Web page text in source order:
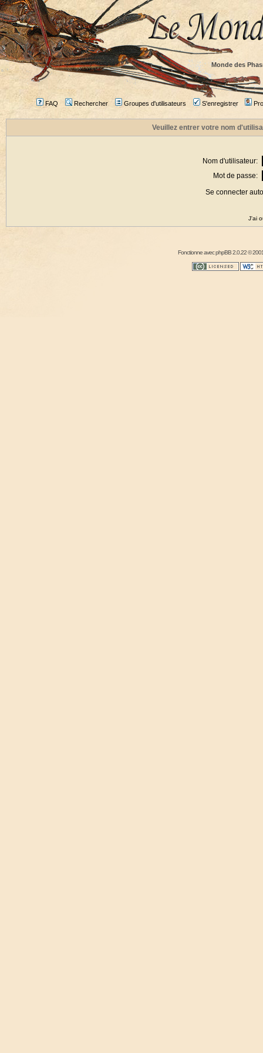
Monde des
FAQ Rechercher Groupes d'utilisateurs S'enregistrer
Veuillez entrer votre nom
Nom d'utilisateur:
Mot de passe:
Se connecter
J'ai
Fonctionne avecphpBB2.0.22 ©